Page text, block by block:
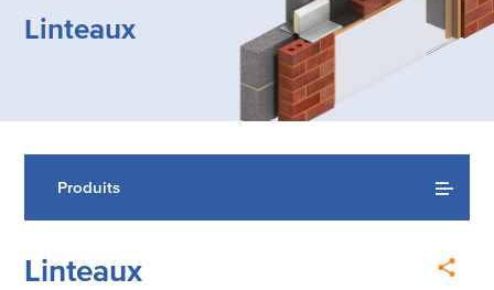
Linteaux
Produits
Linteaux